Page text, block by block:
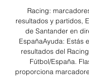
Racing:
resultados y partidos,
de Santander en
EspañaAyuda: Estás
resultados del
Fútbol/España.
proporciona